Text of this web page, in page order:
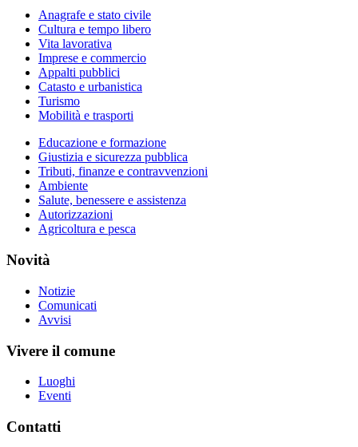
Anagrafe e stato civile
Cultura e tempo libero
Vita lavorativa
Imprese e commercio
Appalti pubblici
Catasto e urbanistica
Turismo
Mobilità e trasporti
Educazione e formazione
Giustizia e sicurezza pubblica
Tributi, finanze e contravvenzioni
Ambiente
Salute, benessere e assistenza
Autorizzazioni
Agricoltura e pesca
Novità
Notizie
Comunicati
Avvisi
Vivere il comune
Luoghi
Eventi
Contatti